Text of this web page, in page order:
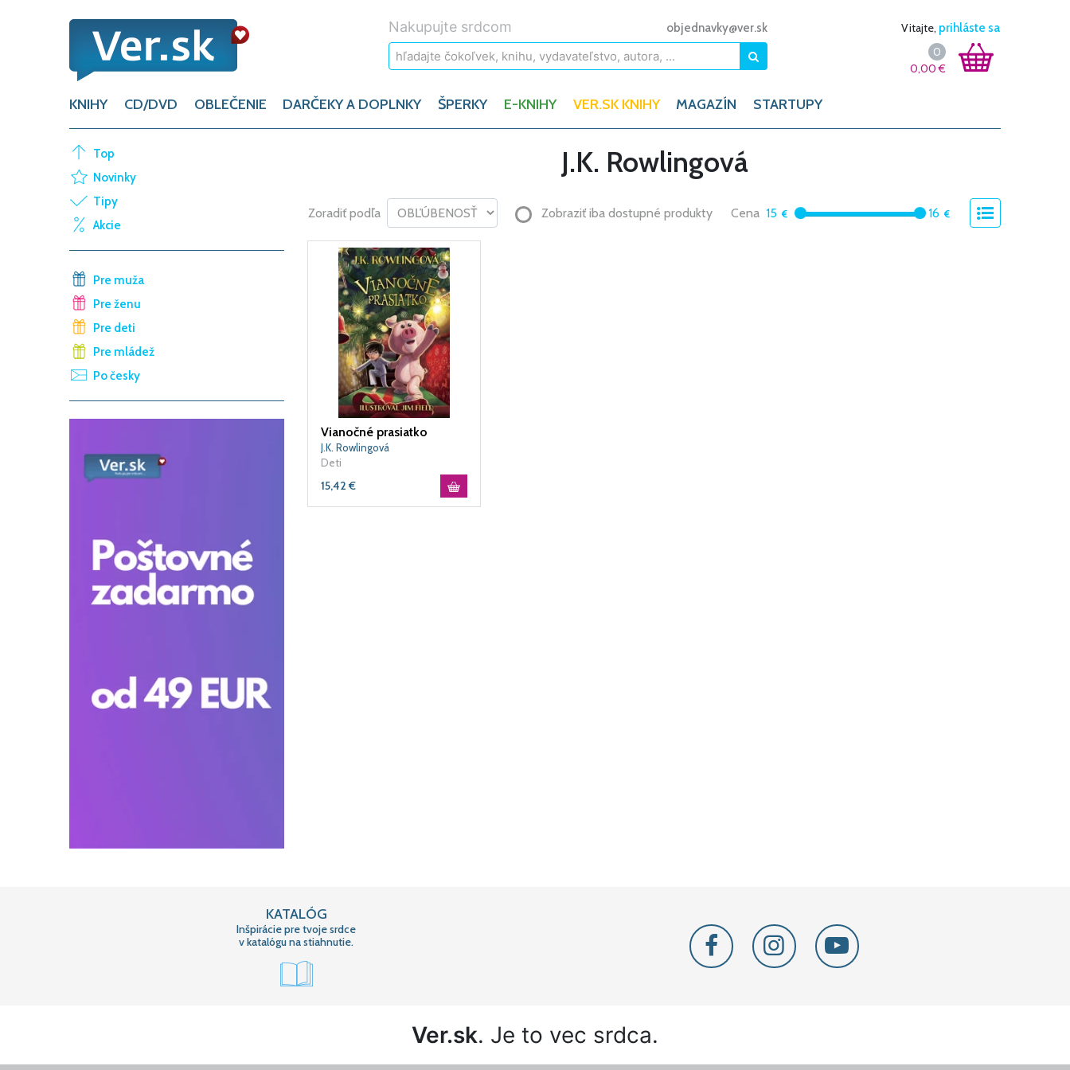
Nakupujte srdcom objednavky@ver.sk Vitajte, prihláste sa
0
0,00€
KNIHY CD/DVD OBLEČENIE DARČEKY A DOPLNKY ŠPERKY E-KNIHY VER.SK KNIHY MAGAZÍN STARTUPY
Top
Novinky
Tipy
Akcie
Pre muža
Pre ženu
Pre deti
Pre mládež
Po česky
J.K. Rowlingová
Zoradiť podľa Zobraziť iba dostupné produkty Cena 15 16
Vianočné prasiatko
J.K. Rowlingová
Deti
15,42 €
KATALÓG
Inšpirácie pre tvoje srdce
v katalógu na stiahnutie.
Ver.sk. Je to vec srdca.